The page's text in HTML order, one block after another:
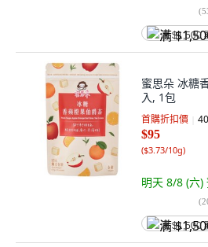
(
满 $1,500
蜜思朵 冰糖
入, 1包
首購折扣價 40
$95
($3.73/10g)
明天 8/8 (六)
(
满 $1,500